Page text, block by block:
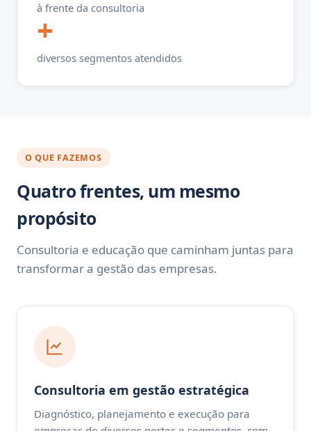
à frente da consultoria
+
diversos segmentos atendidos
O QUE FAZEMOS
Quatro frentes, um mesmo
propósito
Consultoria e educação que caminham juntas para
transformar a gestão das empresas.
Consultoria em gestão estratégica
Diagnóstico, planejamento e execução para